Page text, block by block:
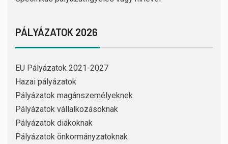
PÁLYÁZATOK 2026
EU Pályázatok 2021-2027
Hazai pályázatok
Pályázatok magánszemélyeknek
Pályázatok vállalkozásoknak
Pályázatok diákoknak
Pályázatok önkormányzatoknak